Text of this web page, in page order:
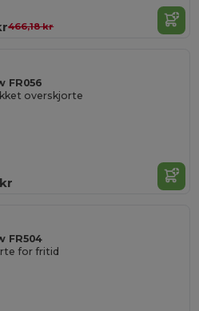
466,18 kr
FR056
overskjorte
FR504
for fritid